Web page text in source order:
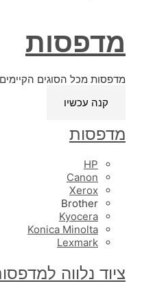
מדפסות
מדפסות מכל הסוגים
קנה עכשיו
מדפסות
HP
Canon
Xerox
Brother
Kyocera
Konica Minolta
Lexmark
ציוד נלווה